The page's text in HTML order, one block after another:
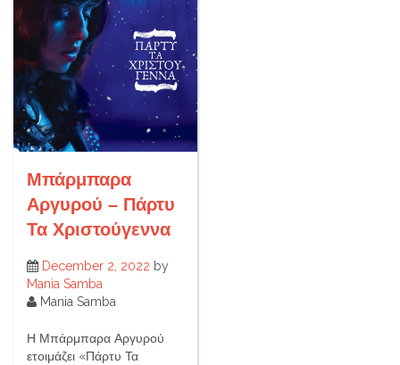
Μπάρμπαρα
Αργυρού – Πάρτυ
Τα Χριστούγεννα
December 2, 2022 by
Mania Samba
Mania Samba
Η Μπάρμπαρα Αργυρού
ετοιμάζει «Πάρτυ Τα